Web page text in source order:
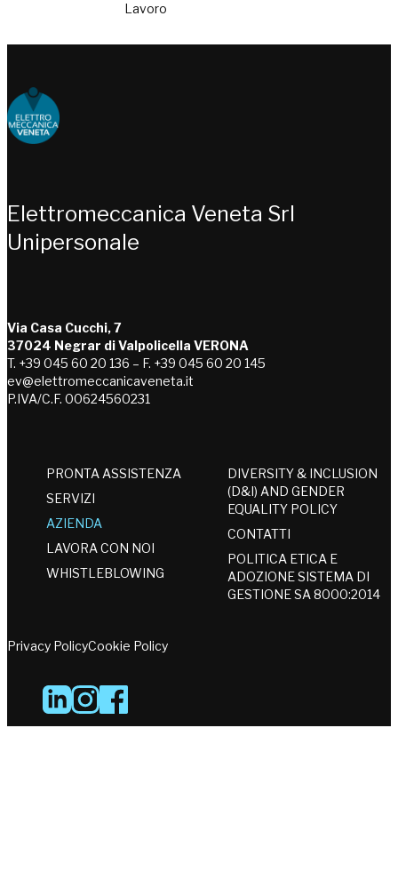
Lavoro
Elettromeccanica Veneta Srl
Unipersonale
Via Casa Cucchi, 7
37024 Negrar di Valpolicella VERONA
T. +39 045 60 20 136 – F. +39 045 60 20 145
ev@elettromeccanicaveneta.it
P.IVA/C.F. 00624560231
PRONTA ASSISTENZA
SERVIZI
AZIENDA
LAVORA CON NOI
WHISTLEBLOWING
DIVERSITY & INCLUSION
(D&I) AND GENDER
EQUALITY POLICY
CONTATTI
POLITICA ETICA E
ADOZIONE SISTEMA DI
GESTIONE SA 8000:2014
Privacy PolicyCookie Policy